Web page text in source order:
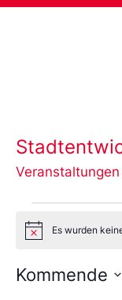
Veranstaltungen
NoticeEs wurden
Kommende